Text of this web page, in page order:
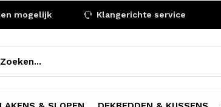
mogelijk Klangerichte service